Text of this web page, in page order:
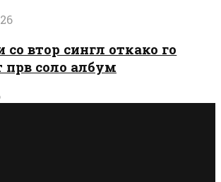
со втор сингл откако го
прв соло албум